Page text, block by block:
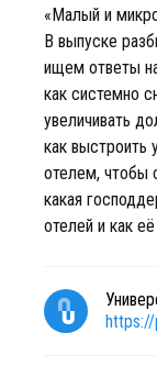
«Малый и
В выпуске
ищем ответы
как системно
увеличивать
как выстроить
отелем, чтобы
какая
отелей и как